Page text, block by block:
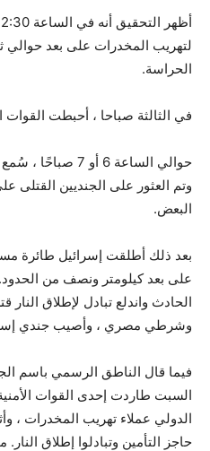
لتهريب المخدرات على بعد حوالي
الحراسة.
في الثالثة صباحا ، أحبطت القوات
حوالي الساعة 6
وتم العثور على الجنديين القتلى
البعض.
بعد ذلك أطلقت إسرائيل طائرة
على بعد كيلومتر ونصف من
الحادث واندلع تبادل لإطلاق النار
وشرطي مصري ، وأصيب جندي
فيما قال الناطق الرسمي باسم
السبت طاردت إحدى القوات
الدولي عملاء تهريب المخدرات ،